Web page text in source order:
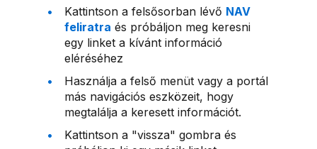
Kattintson a felsősorban lévő NAV
feliratra és próbáljon meg keresni
egy linket a kívánt információ
eléréséhez
Használja a felső menüt vagy a portál
más navigációs eszközeit, hogy
megtalálja a keresett információt.
Kattintson a "vissza" gombra és